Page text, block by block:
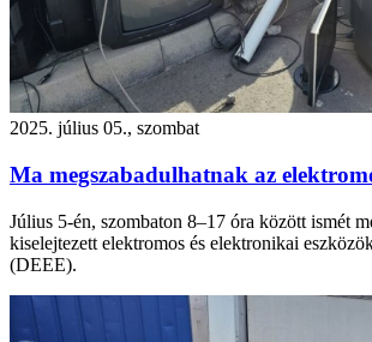
2025. július 05., szombat
Ma megszabadulhatnak az
Július 5-én, szombaton 8–17 óra között ismét
kiselejtezett elektromos és elektronikai
(DEEE).